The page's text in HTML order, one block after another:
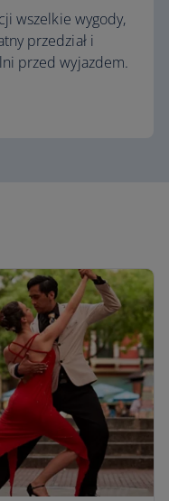
wszelkie wygody,
przedział i
przed wyjazdem.